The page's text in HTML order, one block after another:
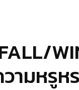
ามหรูห